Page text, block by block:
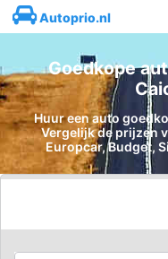
Autoprio.nl
Goedkope
Huur een auto
Vergelijk de prijzen
Europcar, Budget,